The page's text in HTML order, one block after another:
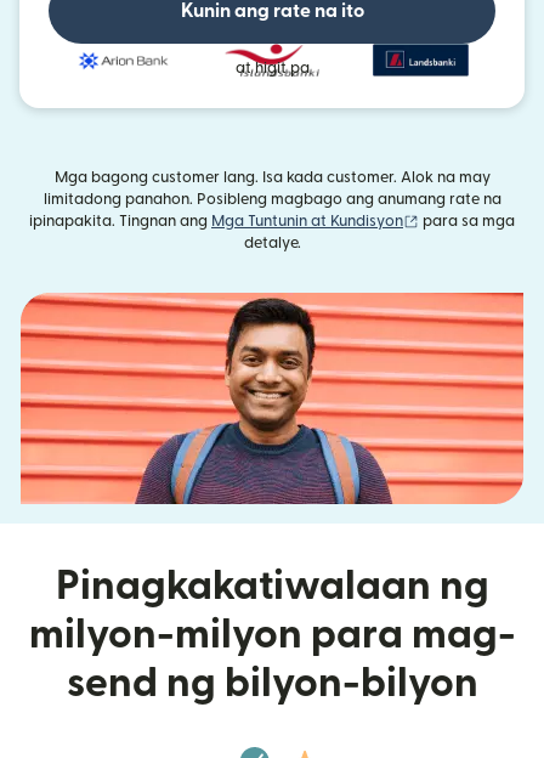
Kunin ang rate na ito
at higit pa
Mga bagong customer lang. Isa kada customer. Alok na may
limitadong panahon. Posibleng magbago ang anumang rate na
ipinapakita. Tingnan ang Mga Tuntunin at Kundisyon (bubukas sa
para sa mga
detalye.
Pinagkakatiwalaan ng
milyon-milyon para mag-
send ng bilyon-bilyon